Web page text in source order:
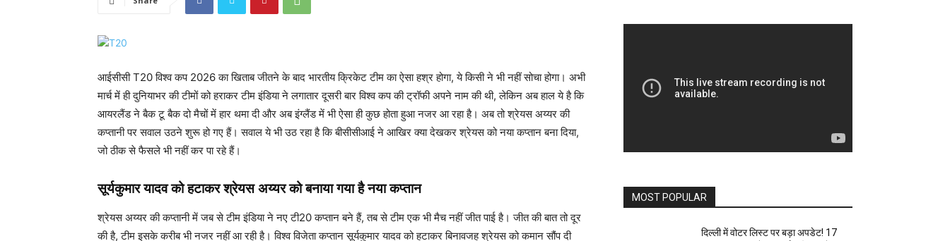
आईसीसी T20 विश्व कप 2026 का ​खिताब जीतने के बाद भारतीय क्रिकेट टीम का ऐसा हश्र होगा, ये किसी ने भी नहीं सोचा होगा। अभी
मार्च में ही दुनियाभर की टीमों को हराकर टीम इंडिया ने लगातार दूसरी बार विश्व कप की ट्रॉफी अपने नाम की थी, लेकिन अब हाल ये है कि
आयरलैंड ने बैक टू बैक दो मैचों में हार थमा दी और अब इंग्लैंड में भी ऐसा ही कुछ होता हुआ नजर आ रहा है। अब तो श्रेयस अय्यर की
कप्तानी पर सवाल उठने शुरू हो गए हैं। सवाल ये भी उठ रहा है कि बीसीसीआई ने आखिर क्या देखकर श्रेयस को नया कप्तान बना दिया,
जो ठीक से फैसले भी नहीं कर पा रहे हैं।
सूर्यकुमार यादव को हटाकर श्रेयस अय्यर को बनाया गया है नया कप्तान
श्रेयस अय्यर की कप्तानी में जब से टीम इंडिया ने नए टी20 कप्तान बने हैं, तब से टीम एक भी मैच नहीं जीत पाई है। जीत की बात तो दूर
की है, टीम इसके करीब भी नजर नहीं आ रही है। विश्व विजेता कप्तान सूर्यकुमार यादव को हटाकर बिनावजह श्रेयस को कमान सौंप दी
MOST POPULAR
दिल्ली में वोटर लिस्ट पर बड़ा अपडेट! 17